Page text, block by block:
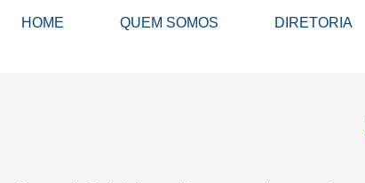
HOME QUEM SOMOS DIRETORIA